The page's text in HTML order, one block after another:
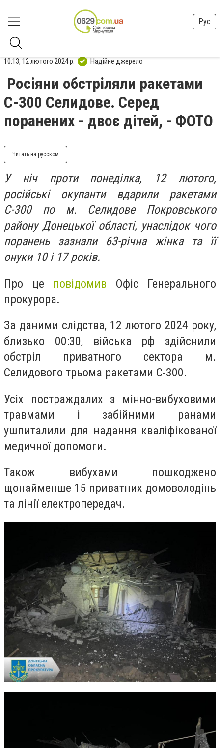
Рус
10:13, 12 лютого 2024 р. Надійне джерело
Росіяни обстріляли ракетами
С-300 Селидове. Серед
поранених - двоє дітей, - ФОТО
Читать на русском
У ніч проти понеділка, 12 лютого,
російські окупанти вдарили ракетами
С-300 по м. Селидове Покровського
району Донецької області, унаслідок чого
поранень зазнали 63-річна жінка та її
онуки 10 і 17 років.
Про це повідомив Офіс Генерального
прокурора.
За даними слідства, 12 лютого 2024 року,
близько 00:30, війська рф здійснили
обстріл приватного сектора м.
Селидового трьома ракетами С-300.
Усіх постраждалих з мінно-вибуховими
травмами і забійними ранами
ушпиталили для надання кваліфікованої
медичної допомоги.
Також вибухами пошкоджено
щонайменше 15 приватних домоволодінь
та лінії електропередач.